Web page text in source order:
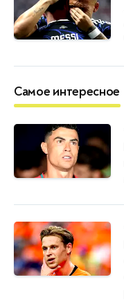
Самое интересное